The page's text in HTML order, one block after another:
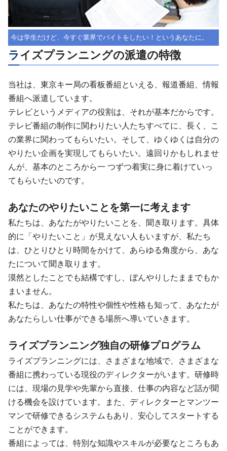
今は学生だけど、今すぐ業界でバイトをしたい！というあなたに。
ライズプランニングの派遣の特徴
当社は、東京キー局の看板番組といえる、報道番組、情報
番組へ派遣しています。
テレビというメディアの役割は、それが基本だからです。
テレビ番組の制作に関わりたい人たちすべてに、長く、こ
の業界に関わってもらいたい。そして、ゆくゆくは自分の
やりたい企画を実現してもらいたい。遠回りかもしれませ
んが、基本のところから一 つずつ着実に身に着けていっ
てもらいたいのです。
あなたのやりたいことを第一に考えます
私たちは、あなたがやりたいことを、聞き取ります。具体
的に「やりたいこと」が見えない人もいますが、私たち
は、ひとりひとり時間をかけて、あらゆる角度から、あな
たについて聞き取ります。
漠然としたことでも結構ですし、ぼんやりしたままでもか
まいません。
私たちは、あなたの特性や個性や性格も知って、あなたが
あなたらしい仕事ができる場所へ導いていきます。
ライズプランニング独自の研修プログラム
ライズプランニングには、さまざまな地域で、さまざまな
番組に携わっている現役のディレクターがいます。研修時
には、現場の見学や先輩から直接、仕事の内容など話が聞
ける機会を設けています。また、ディレクターとマンツー
マンで研修できるシステムもあり、安心してスタートする
ことができます。
番組によっては、特別な知識やスキルが必要なところもあ